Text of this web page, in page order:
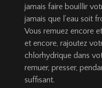
jamais faire bouillir
jamais que l’eau soit
Vous remuez encore
et encore, rajoutez
chlorhydrique dans
remuer, presser,
suffisant.